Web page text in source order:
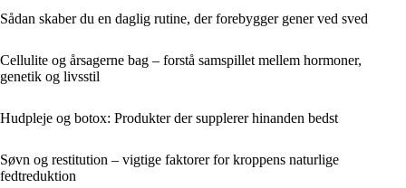
Sådan skaber du en daglig rutine, der forebygger gener ved sved
Cellulite og årsagerne bag – forstå samspillet mellem hormoner,
genetik og livsstil
Hudpleje og botox: Produkter der supplerer hinanden bedst
Søvn og restitution – vigtige faktorer for kroppens naturlige
fedtreduktion